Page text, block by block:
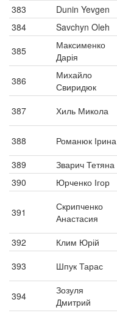
383
Dunin Yevgen
384
Savchyn Oleh
385
Максименко
Дарія
386
Михайло
Свиридюк
387 Хиль Микола
388 Романюк Ірина
389
Зварич Тетяна
390
Юрченко Ігор
391
Скрипченко
Анастасия
392
Клим Юрій
393
Шпук Тарас
394
Зозуля
Дмитрий